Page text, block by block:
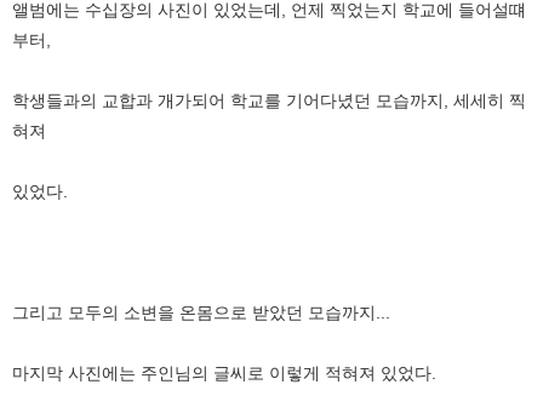
앨범에는 수십장의 사진이 있었는데, 언제 찍었는지 학교에 들어설떄
부터,
학생들과의 교합과 개가되어 학교를 기어다녔던 모습까지, 세세히 찍
혀져
있었다.
그리고 모두의 소변을 온몸으로 받았던 모습까지...
마지막 사진에는 주인님의 글씨로 이렇게 적혀져 있었다.